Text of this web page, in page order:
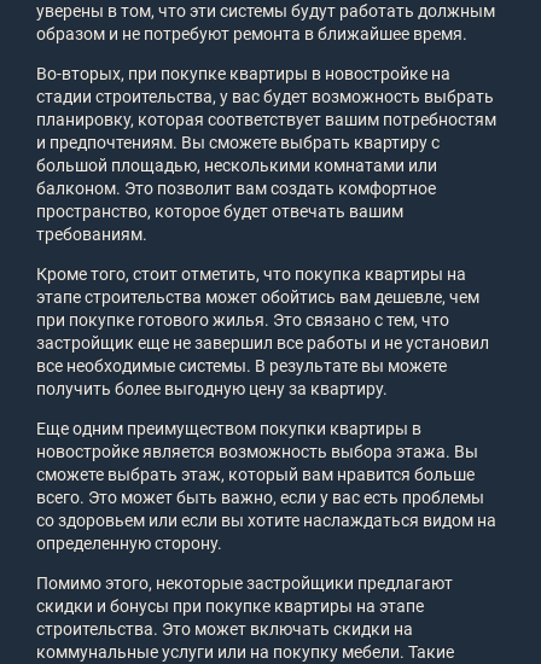
уверены в том, что эти системы будут работать должным
образом и не потребуют ремонта в ближайшее время.
Во-вторых, при покупке квартиры в новостройке на
стадии строительства, у вас будет возможность выбрать
планировку, которая соответствует вашим потребностям
и предпочтениям. Вы сможете выбрать квартиру с
большой площадью, несколькими комнатами или
балконом. Это позволит вам создать комфортное
пространство, которое будет отвечать вашим
требованиям.
Кроме того, стоит отметить, что покупка квартиры на
этапе строительства может обойтись вам дешевле, чем
при покупке готового жилья. Это связано с тем, что
застройщик еще не завершил все работы и не установил
все необходимые системы. В результате вы можете
получить более выгодную цену за квартиру.
Еще одним преимуществом покупки квартиры в
новостройке является возможность выбора этажа. Вы
сможете выбрать этаж, который вам нравится больше
всего. Это может быть важно, если у вас есть проблемы
со здоровьем или если вы хотите наслаждаться видом на
определенную сторону.
Помимо этого, некоторые застройщики предлагают
скидки и бонусы при покупке квартиры на этапе
строительства. Это может включать скидки на
коммунальные услуги или на покупку мебели. Такие